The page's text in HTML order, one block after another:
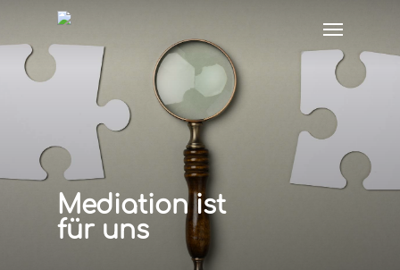
main
content
Menu
Mediation ist
für uns